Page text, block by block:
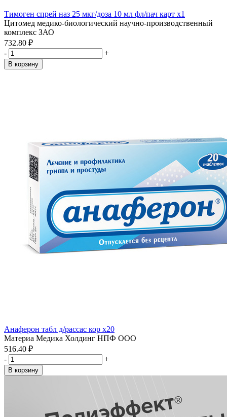
Тимоген спрей наз 25 мкг/доза 10 мл фл/пач карт x1
Цитомед медико-биологический научно-производственный
комплекс ЗАО
732.80 ₽
-
+
В корзину
Анаферон табл д/рассас кор x20
Материа Медика Холдинг НПФ ООО
516.40 ₽
-
+
В корзину